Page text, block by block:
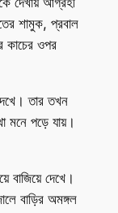
শামুক, প্রবাল
কাচের ওপর
তার তখন
মনে পড়ে যায়।
বাজিয়ে দেখে।
বাড়ির অমঙ্গল